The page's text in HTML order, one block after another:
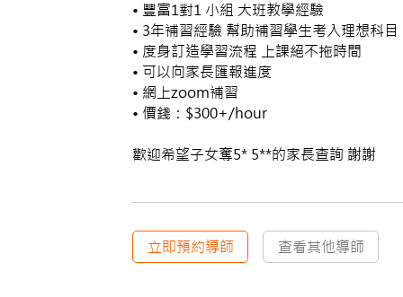
•⁠ ⁠豐富1對1 小組 大班教學經驗
•⁠ ⁠3年補習經驗 幫助補習學生考入理想科目
•⁠ ⁠度身訂造學習流程 上課絕不拖時間
•⁠ ⁠可以向家長匯報進度
•⁠ ⁠網上zoom補習
•⁠ ⁠價錢：$300+/hour
歡迎希望子女奪5* 5**的家長查詢 謝謝
立即預約導師 查看其他導師